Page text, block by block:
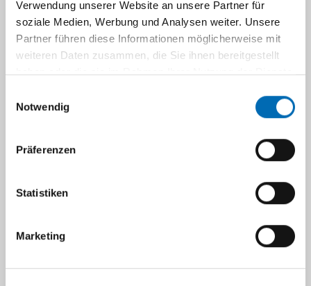
Verwendung unserer Website an unsere Partner für
soziale Medien, Werbung und Analysen weiter. Unsere
Partner führen diese Informationen möglicherweise mit
weiteren Daten zusammen, die Sie ihnen bereitgestellt
haben oder die sie im Rahmen Ihrer Nutzung der Dienste
Notwendig
Präferenzen
Statistiken
Marketing
Medizininformatikerin
Kai Vogl
Medizininformatiker